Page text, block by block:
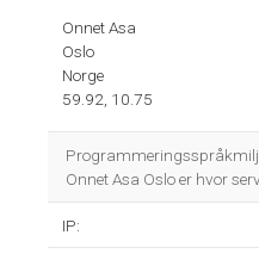
Onnet Asa
Oslo
Norge
59.92, 10.75
Onnet Asa Oslo er hvor
IP: